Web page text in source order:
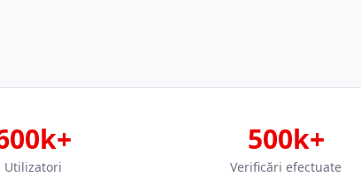
Utilizatori
500k+
Verificări efectuate